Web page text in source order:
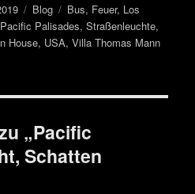
Kategorien
Blog Schlagwörter
Bus, Feuer, Los
Pacific Palisades,Straßenleuchte,
House, USA,Villa Thomas Mann
„Pacific
Schatten